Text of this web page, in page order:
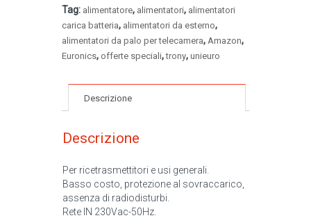
quantità
Tag: alimentatore, alimentatori, alimentatori
carica batteria, alimentatori da esterno,
alimentatori da palo per telecamera, Amazon,
Euronics, offerte speciali,trony, unieuro
Descrizione
Descrizione
Per ricetrasmettitori e usi generali.
Basso costo, protezione al sovraccarico,
assenza di radiodisturbi.
Rete IN 230Vac-50Hz.